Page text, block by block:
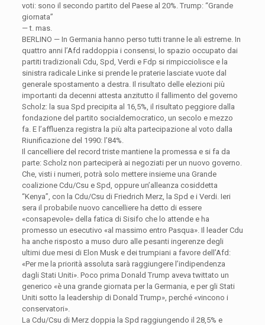
voti: sono il secondo partito del Paese al 20%. Trump: “Grande
giornata”
— t. mas.
BERLINO — In Germania hanno perso tutti tranne le ali estreme. In
quattro anni l’Afd raddoppia i consensi, lo spazio occupato dai
partiti tradizionali Cdu, Spd, Verdi e Fdp si rimpicciolisce e la
sinistra radicale Linke si prende le praterie lasciate vuote dal
generale spostamento a destra. Il risultato delle elezioni più
importanti da decenni attesta anzitutto il fallimento del governo
Scholz: la sua Spd precipita al 16,5%, il risultato peggiore dalla
fondazione del partito socialdemocratico, un secolo e mezzo
fa. E l’affluenza registra la più alta partecipazione al voto dalla
Riunificazione del 1990: l’84%.
Il cancelliere del record triste mantiene la promessa e si fa da
parte: Scholz non parteciperà ai negoziati per un nuovo governo.
Che, visti i numeri, potrà solo mettere insieme una Grande
coalizione Cdu/Csu e Spd, oppure un’alleanza cosiddetta
“Kenya”, con la Cdu/Csu di Friedrich Merz, la Spd e i Verdi. Ieri
sera il probabile nuovo cancelliere ha detto di essere
«consapevole» della fatica di Sisifo che lo attende e ha
promesso un esecutivo «al massimo entro Pasqua». Il leader Cdu
ha anche risposto a muso duro alle pesanti ingerenze degli
ultimi due mesi di Elon Musk e dei trumpiani a favore dell’Afd:
«Per me la priorità assoluta sarà raggiungere l’indipendenza
dagli Stati Uniti». Poco prima Donald Trump aveva twittato un
generico «è una grande giornata per la Germania, e per gli Stati
Uniti sotto la leadership di Donald Trump», perché «vincono i
conservatori».
La Cdu/Csu di Merz doppia la Spd raggiungendo il 28,5% e